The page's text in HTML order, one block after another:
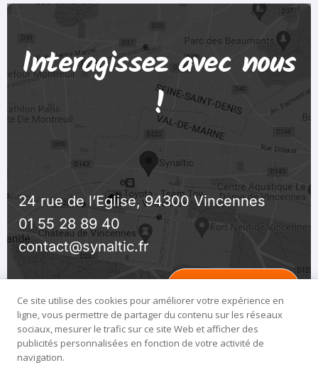
Interagissez avec nous
!
24 rue de l’Eglise, 94300 Vincennes
01 55 28 89 40
contact@synaltic.fr
Ce site utilise des cookies pour améliorer votre expérience en
ligne, vous permettre de partager du contenu sur les réseaux
sociaux, mesurer le trafic sur ce site Web et afficher des
publicités personnalisées en fonction de votre activité de
navigation.